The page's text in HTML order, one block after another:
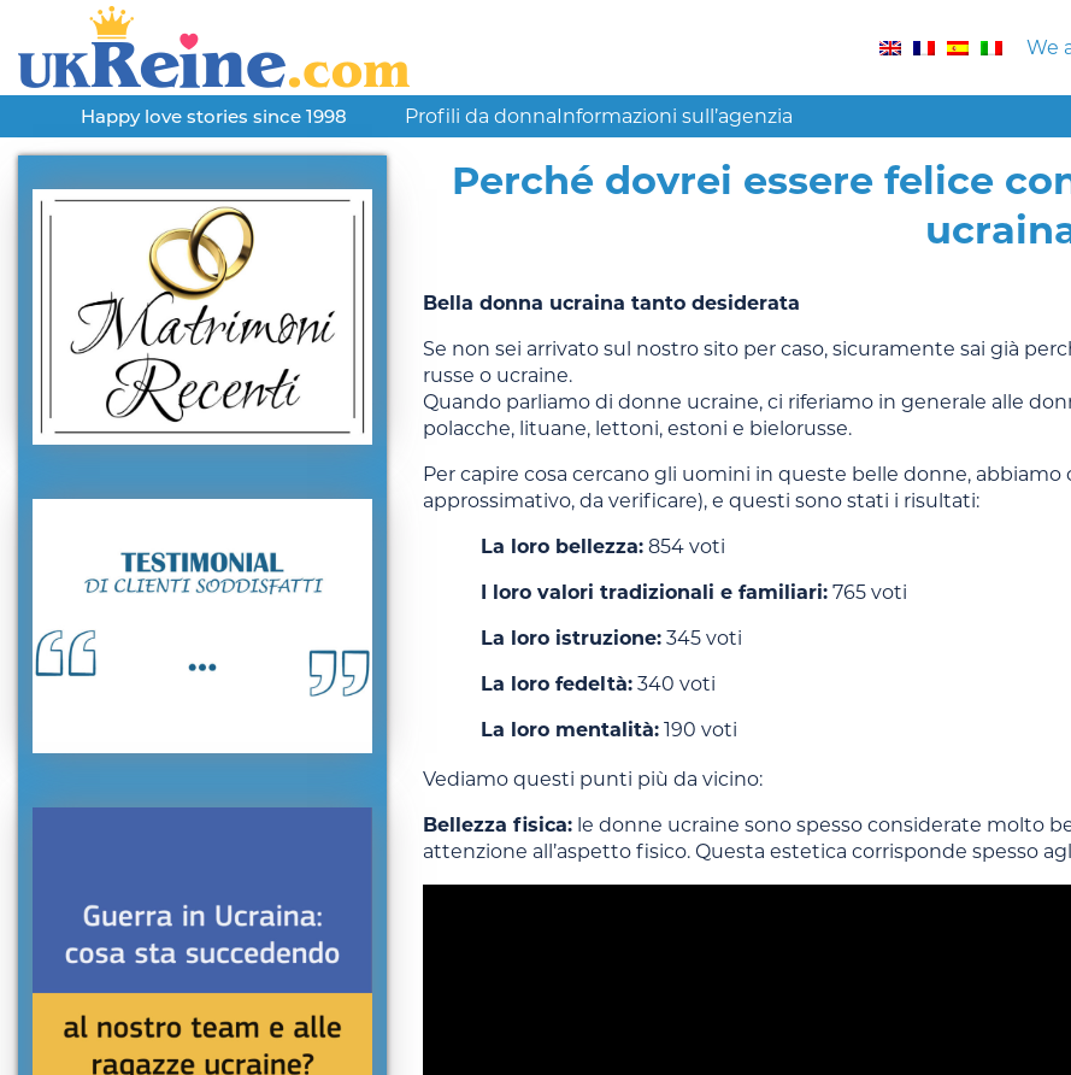
We
Happy love stories since 1998 Profili da donnaInformazioni sull’agenzia
Perché dovrei essere felice
Bella donna ucraina tanto desiderata
Se non sei arrivato sul nostro sito per caso, sicuramente sai già
russe o ucraine.
Quando parliamo di donne ucraine, ci riferiamo in generale alle
polacche, lituane, lettoni, estoni e bielorusse.
Per capire cosa cercano gli uomini in queste belle donne,
approssimativo, da verificare), e questi sono stati i risultati:
La loro bellezza: 854 voti
I loro valori tradizionali e familiari: 765 voti
La loro istruzione: 345 voti
La loro fedeltà: 340 voti
La loro mentalità: 190 voti
Vediamo questi punti più da vicino:
Bellezza fisica: le donne ucraine sono spesso considerate molto
attenzione all’aspetto fisico. Questa estetica corrisponde spesso